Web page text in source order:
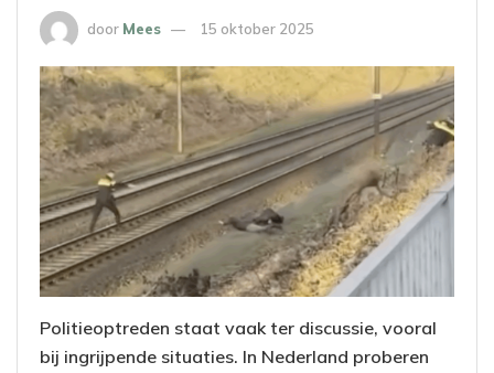
door Mees 15 oktober 2025
Politieoptreden staat vaak ter discussie, vooral
bij ingrijpende situaties. In Nederland proberen